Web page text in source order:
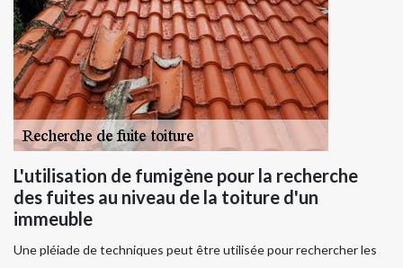
L'utilisation de fumigène pour la recherche
des fuites au niveau de la toiture d'un
immeuble
Une pléiade de techniques peut être utilisée pour rechercher les